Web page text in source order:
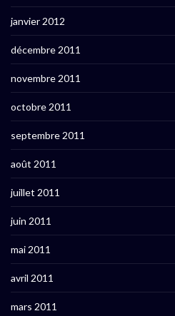
janvier 2012
décembre 2011
novembre 2011
octobre 2011
septembre 2011
août 2011
juillet 2011
juin 2011
mai 2011
avril 2011
mars 2011